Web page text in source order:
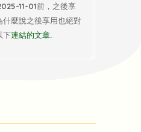
11-01前，之後享
什麼說之後享用也絕對
下連結的文章.